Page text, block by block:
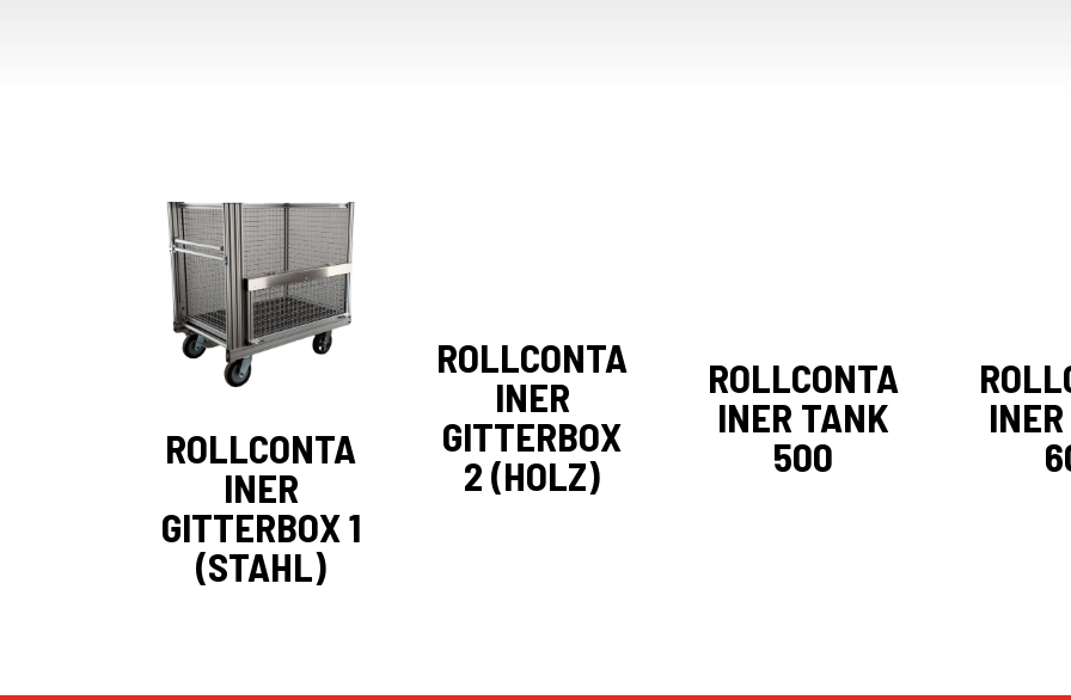
ROLLCONTA
INER
GITTERBOX 1
(STAHL)
ROLLCONTA
INER
GITTERBOX
2 (HOLZ)
ROLLCONTA
INER TANK
500